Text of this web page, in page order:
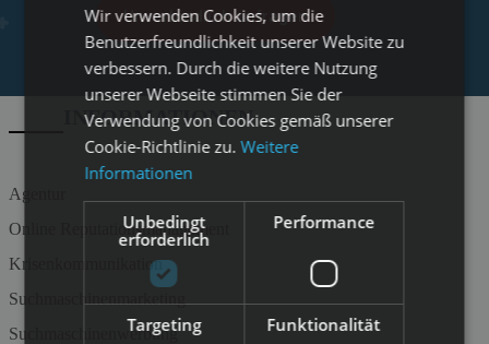
Unverbindlich anfragen
INFORMATIONEN
Agentur
Online Reputationsmanagement
Krisenkommunikation
Suchmaschinenmarketing
Suchmaschinenwerbung
Wir verwenden Cookies, um die
Benutzerfreundlichkeit unserer Website zu
verbessern. Durch die weitere Nutzung
unserer Webseite stimmen Sie der
Verwendung von Cookies gemäß unserer
Cookie-Richtlinie zu.Weitere
Informationen
Unbedingt
erforderlich
Performance
Targeting Funktionalität